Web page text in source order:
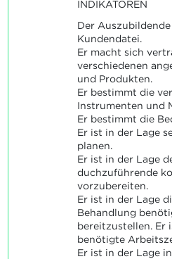
INDIKATOREN
Der
Kundendatei.
Er macht sich
verschiedenen
und Produkten.
Er bestimmt die
Instrumenten und
Er bestimmt die
Er ist in der Lage
planen.
Er ist in der Lage
duchzuführende
vorzubereiten.
Er ist in der Lage
Behandlung
bereitzustellen. Er
benötigte
Er ist in der Lage